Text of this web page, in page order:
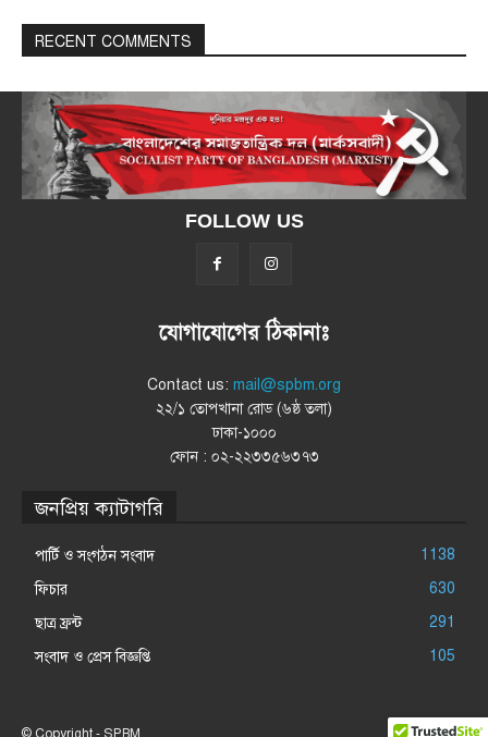
RECENT COMMENTS
FOLLOW US
যোগাযোগের ঠিকানাঃ
Contact us: mail@spbm.org
২২/১ তোপখানা রোড (৬ষ্ঠ তলা)
ঢাকা-১০০০
ফোন : ০২-২২৩৩৫৬৩৭৩
জনপ্রিয় ক্যাটাগরি
পার্টি ও সংগঠন সংবাদ
1138
ফিচার
630
ছাত্র ফ্রন্ট
291
সংবাদ ও প্রেস বিজ্ঞপ্তি
105